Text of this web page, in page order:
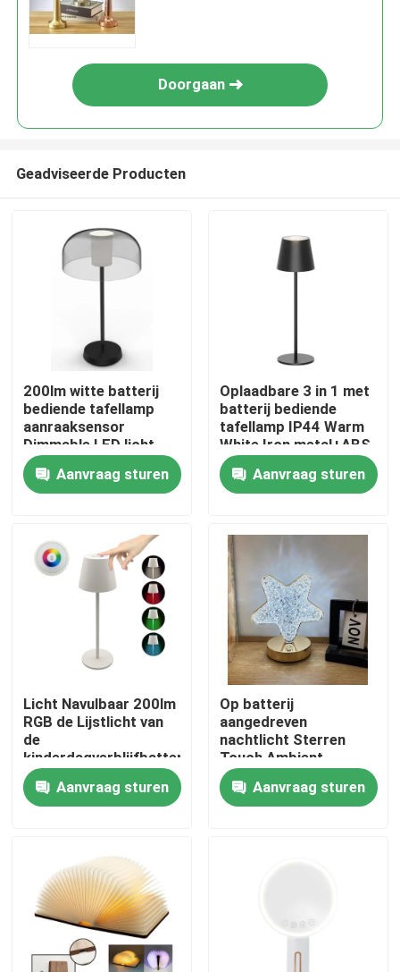
Huis
Video's
Fabrieksreis
Kwaliteitscontrole
Verzoek om een Citaat
Draagbare LEIDENE het Werklichten
Doorgaan
Geadviseerde Producten
200lm witte batterij
bediende tafellamp
aanraaksensor
Dimmable LED licht
20000 uur levensduur
Aanvraag sturen
Oplaadbare 3 in 1 met
batterij bediende
tafellamp IP44 Warm
White Iron metal+ABS
150lm
Aanvraag sturen
Licht Navulbaar 200lm
RGB de Lijstlicht van
de
kinderdagverblijfbatterij
In werking gesteld
NachtAanvraag sturen
Op batterij
aangedreven
nachtlicht Sterren
Touch Ambient
oplaadbare tafellamp
3.7V 1200mA
Aanvraag sturen